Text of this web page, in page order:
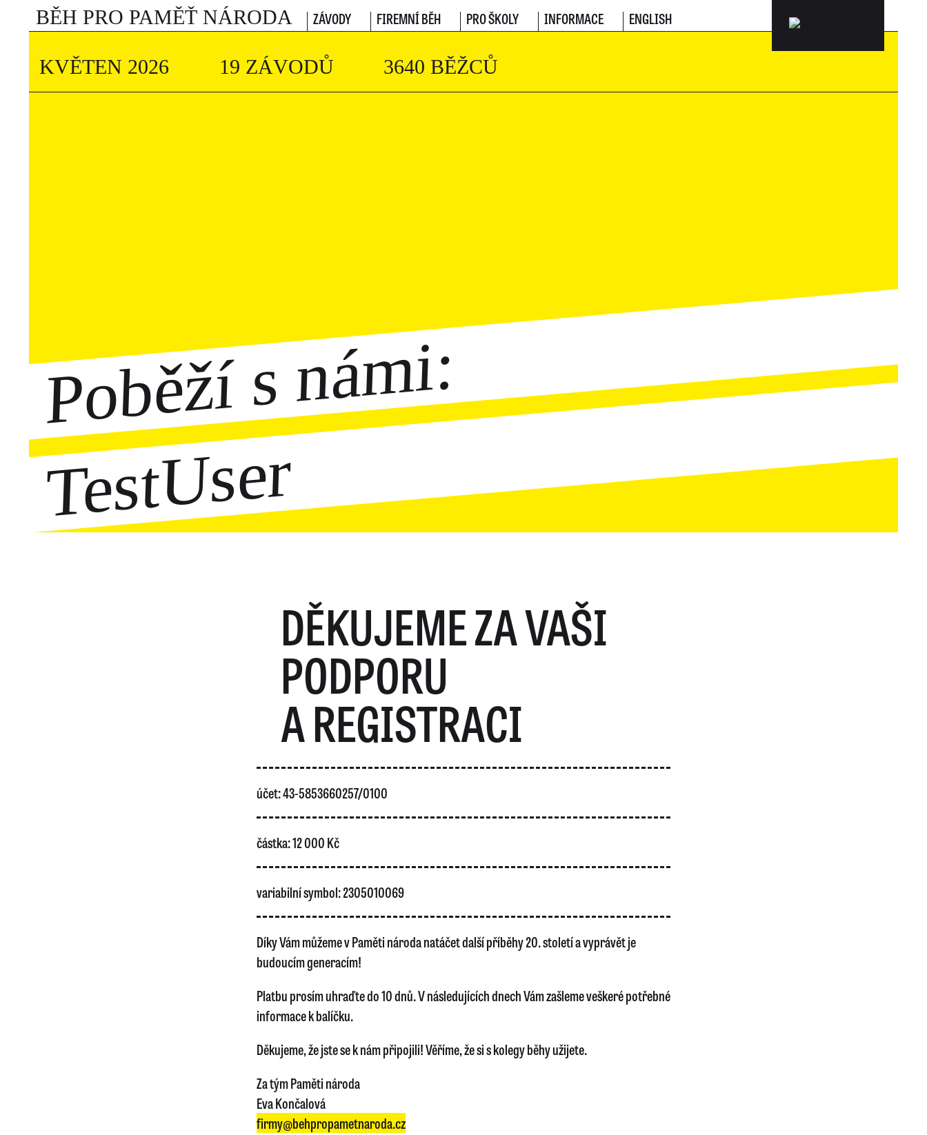
BĚH PRO PAMĚŤ NÁRODA ZÁVODY FIREMNÍ BĚH PRO ŠKOLY INFORMACE ENGLISH
KVĚTEN 2026 19 ZÁVODŮ 3640 BĚŽCŮ
Poběží s námi:
TestUser
DĚKUJEME ZA VAŠI
PODPORU
A REGISTRACI
účet: 43-5853660257/0100
částka: 12 000 Kč
variabilní symbol: 2305010069
Díky Vám můžeme v Paměti národa natáčet další příběhy 20. století a vyprávět je
budoucím generacím!
Platbu prosím uhraďte do 10 dnů. V následujících dnech Vám zašleme veškeré potřebné
informace k balíčku.
Děkujeme, že jste se k nám připojili! Věříme, že si s kolegy běhy užijete.
Za tým Paměti národa
Eva Končalová
firmy@behpropametnaroda.cz